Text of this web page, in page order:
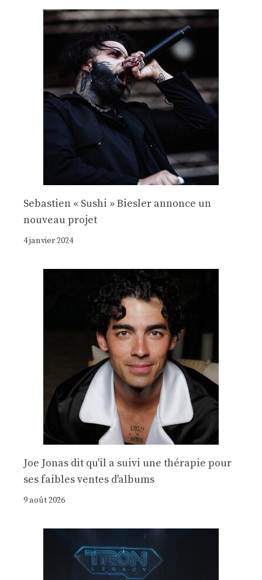
Sebastien « Sushi » Biesler annonce un
nouveau projet
4 janvier 2024
Joe Jonas dit qu'il a suivi une thérapie pour
ses faibles ventes d'albums
9 août 2026